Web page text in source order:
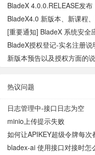
BladeX4.0 新版本、新课程
[重要通知] BladeX 系统安全
BladeX授权登记-实名注册说
新版本预告以及授权方面的
热议问题
日志管理中-接口日志为空
minio上传提示失败
如何让APIKEY超级令牌每次
bladex-ai 使用接口对接时怎